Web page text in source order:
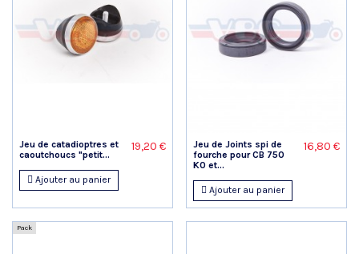
Jeu de catadioptres et
caoutchoucs "petit...
19,20 €
Ajouter au panier
Jeu de Joints spi de
fourche pour CB 750
K0 et...
16,80 €
Ajouter au panier
Pack